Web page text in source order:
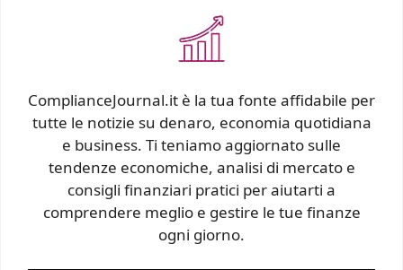
ComplianceJournal.it è la tua fonte affidabile per
tutte le notizie su denaro, economia quotidiana
e business. Ti teniamo aggiornato sulle
tendenze economiche, analisi di mercato e
consigli finanziari pratici per aiutarti a
comprendere meglio e gestire le tue finanze
ogni giorno.